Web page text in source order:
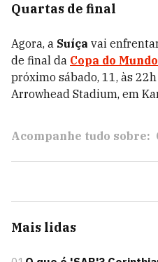
Quartas de final
Agora, a Suíça vai
de final da Copa do Mundo
próximo sábado, 11, às
Arrowhead Stadium, em
Acompanhe tudo sobre:
Mais lidas